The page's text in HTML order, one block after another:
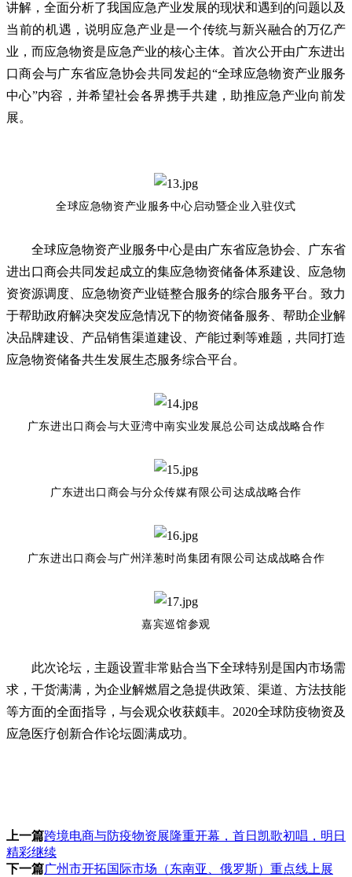
讲解，全面分析了我国应急产业发展的现状和遇到的问题以及
当前的机遇，说明应急产业是一个传统与新兴融合的万亿产
业，而应急物资是应急产业的核心主体。首次公开由广东进出
口商会与广东省应急协会共同发起的“全球应急物资产业服务
中心”内容，并希望社会各界携手共建，助推应急产业向前发
展。
全球应急物资产业服务中心启动暨企业入驻仪式
全球应急物资产业服务中心是由广东省应急协会、广东省
进出口商会共同发起成立的集应急物资储备体系建设、应急物
资资源调度、应急物资产业链整合服务的综合服务平台。致力
于帮助政府解决突发应急情况下的物资储备服务、帮助企业解
决品牌建设、产品销售渠道建设、产能过剩等难题，共同打造
应急物资储备共生发展生态服务综合平台。
广东进出口商会与大亚湾中南实业发展总公司达成战略合作
广东进出口商会与分众传媒有限公司达成战略合作
广东进出口商会与广州洋葱时尚集团有限公司达成战略合作
嘉宾巡馆参观
此次论坛，主题设置非常贴合当下全球特别是国内市场需
求，干货满满，为企业解燃眉之急提供政策、渠道、方法技能
等方面的全面指导，与会观众收获颇丰。 2020全球防疫物资及
应急医疗创新合作论坛圆满成功。
上一篇跨境电商与防疫物资展隆重开幕，首日凯歌初唱，明日
精彩继续
下一篇广州市开拓国际市场（东南亚、俄罗斯）重点线上展